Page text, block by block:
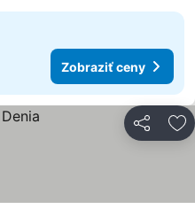
Zobraziť ceny
Zdieľať